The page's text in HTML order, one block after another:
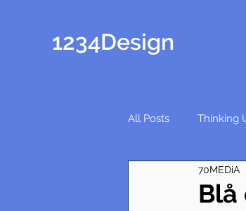
1234Design
All Posts Thinking
Blå
70MEDiA